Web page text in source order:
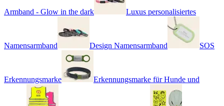
Armband - Glow in the dark Luxus personalisiertes
Namensarmband Design Namensarmband SOS
Erkennungsmarke Erkennungsmarke für Hunde und